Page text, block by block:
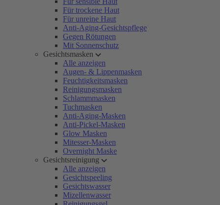
Für trockene Haut
Für unreine Haut
Anti-Aging-Gesichtspflege
Gegen Rötungen
Mit Sonnenschutz
Gesichtsmasken
Alle anzeigen
Augen- & Lippenmasken
Feuchtigkeitsmasken
Reinigungsmasken
Schlammmasken
Tuchmasken
Anti-Aging-Masken
Anti-Pickel-Masken
Glow Masken
Mitesser-Masken
Overnight Maske
Gesichtsreinigung
Alle anzeigen
Gesichtspeeling
Gesichtswasser
Mizellenwasser